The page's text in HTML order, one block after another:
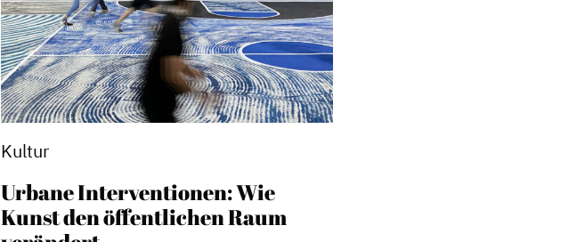
Kultur
Urbane Interventionen: Wie
Kunst den öffentlichen Raum